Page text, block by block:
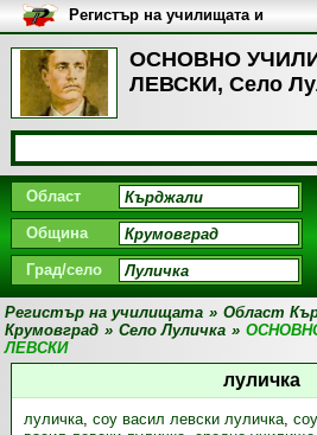
ОСНОВНО
ЛЕВСКИ, Село
Регистър на училищата и
университетите в България
Област
Община
Град/село
Регистър на училищата » Област
Крумовград » Село Луличка »
ЛЕВСКИ
луличка
луличка, соу васил левски луличка,